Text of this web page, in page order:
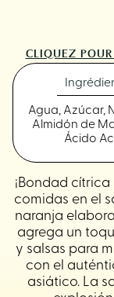
¡Bondad
comidas en el
naranja
agrega un
y salsas para
con el
asiático. La
CLIQUEZ
Agua, Azúcar,
Almidón de
Ácido